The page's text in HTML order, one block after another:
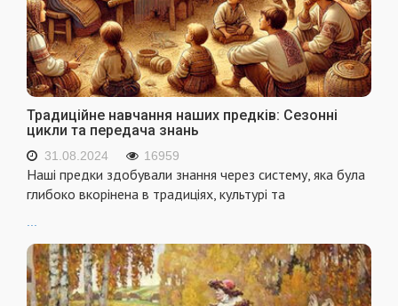
Традиційне навчання наших предків: Сезонні
цикли та передача знань
31.08.2024 16959
Наші предки здобували знання через систему, яка була
глибоко вкорінена в традиціях, культурі та
...